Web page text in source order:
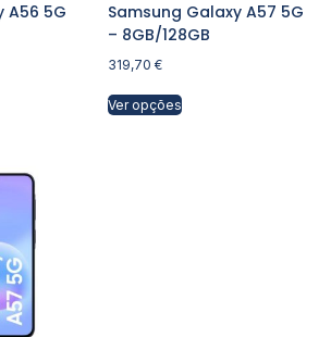
A56 5G
Samsung Galaxy A57 5G
– 8GB/128GB
319,70 €
Ver opções